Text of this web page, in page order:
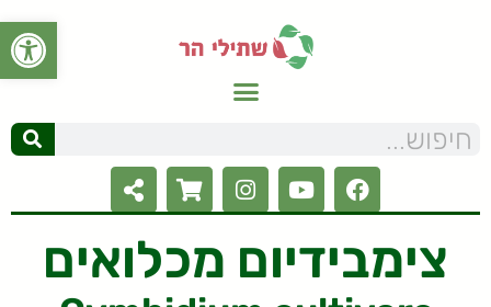
פתח
צימבידיום מכלואים